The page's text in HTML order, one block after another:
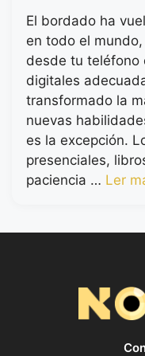
El bordado ha
en todo el
desde tu teléfono
digitales
transformado la
nuevas
es la excepción.
presenciales,
paciencia … Ler